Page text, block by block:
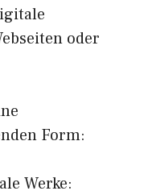
oder
Form:
Werke: